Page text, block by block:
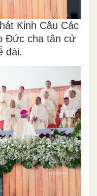
Kinh Cầu Các
Đức cha tân cử
đài.